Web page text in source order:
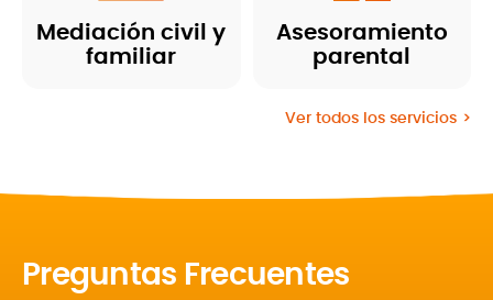
Mediación civil y
familiar
Asesoramiento
parental
Ver todos los servicios
Preguntas Frecuentes